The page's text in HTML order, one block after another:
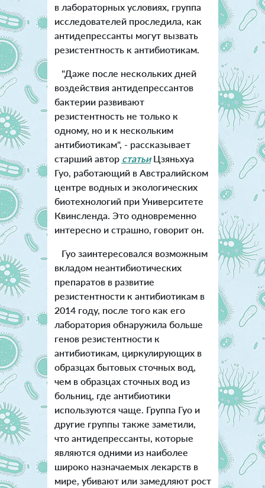
в лабораторных условиях, группа
исследователей проследила, как
антидепрессанты могут вызвать
резистентность к антибиотикам.
"Даже после нескольких дней
воздействия антидепрессантов
бактерии развивают
резистентность не только к
одному, но и к нескольким
антибиотикам", - рассказывает
старший автор статьиЦзяньхуа
Гуо, работающий в Австралийском
центре водных и экологических
биотехнологий при Университете
Квинсленда. Это одновременно
интересно и страшно, говорит он.
Гуо заинтересовался возможным
вкладом неантибиотических
препаратов в развитие
резистентности к антибиотикам в
2014 году, после того как его
лаборатория обнаружила больше
генов резистентности к
антибиотикам, циркулирующих в
образцах бытовых сточных вод,
чем в образцах сточных вод из
больниц, где антибиотики
используются чаще. Группа Гуо и
другие группы также заметили,
что антидепрессанты, которые
являются одними из наиболее
широко назначаемых лекарств в
мире, убивают или замедляют рост